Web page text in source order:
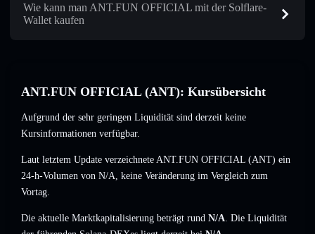
Wie kann man ANT.FUN OFFICIAL mit der Solflare-
Wallet kaufen
ANT.FUN OFFICIAL (ANT): Kursübersicht
Aufgrund der sehr geringen Liquidität sind derzeit keine
Kursinformationen verfügbar.
Laut letztem Update verzeichnete ANT.FUN OFFICIAL (ANT) ein
24-h-Volumen von N/A, keine Veränderung im Vergleich zum
Vortag.
Die aktuelle Marktkapitalisierung beträgt rund N/A. Die Liquidität